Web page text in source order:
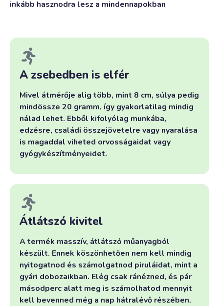
inkább hasznodra lesz a mindennapokban
A zsebedben is elfér
Mivel átmérője alig több, mint 8 cm, súlya pedig
mindössze 20 gramm, így gyakorlatilag mindig
nálad lehet. Ebből kifolyólag munkába,
edzésre, családi összejövetelre vagy nyaralása
is magaddal viheted orvosságaidat vagy
gyógykészítményeidet.
Átlátszó kivitel
A termék masszív, átlátszó műanyagból
készült. Ennek köszönhetően nem kell mindig
nyitogatnod és számolgatnod piruláidat, mint a
gyári dobozaikban. Elég csak ránézned, és pár
másodperc alatt meg is számolhatod mennyit
kell bevenned még a nap hátralévő részében.